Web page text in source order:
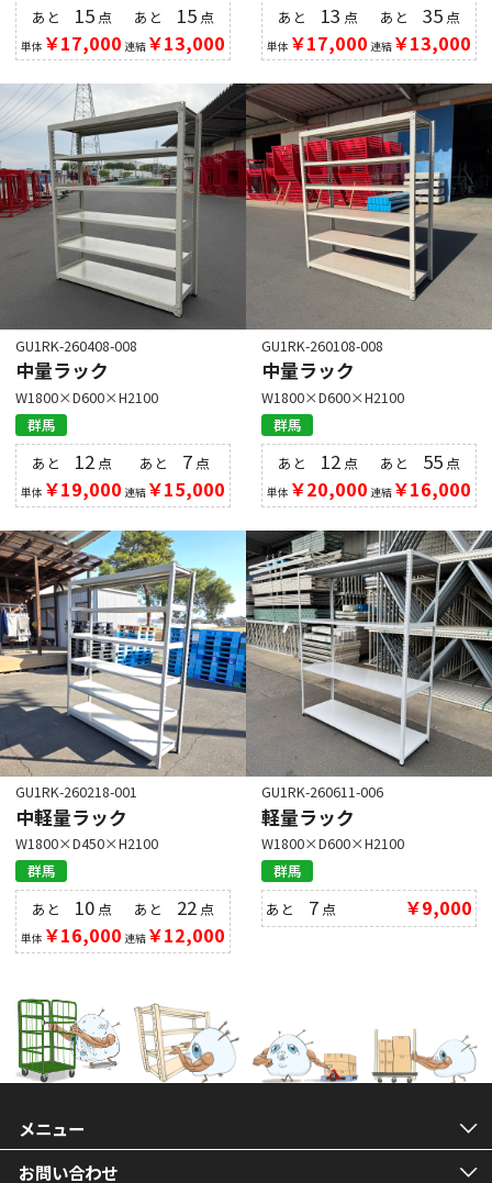
あと 15点
単体 ￥17,000
あと 15 点
連結￥13,000
あと 13 点
単体 ￥17,000
あと35 点
連結￥13,000
GU1RK-260408-008
中量ラック
W1800×D600×H2100
群馬
あと 12点
単体 ￥19,000
あと 7点
連結￥15,000
GU1RK-260108-008
中量ラック
W1800×D600×H2100
群馬
あと 12点
単体 ￥20,000
あと 55 点
連結￥16,000
GU1RK-260218-001
中軽量ラック
W1800×D450×H2100
群馬
あと 10点
単体 ￥16,000
あと 22 点
連結￥12,000
GU1RK-260611-006
軽量ラック
W1800×D600×H2100
群馬
あと 7 点 ￥9,000
メニュー
お問い合わせ